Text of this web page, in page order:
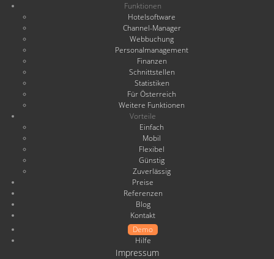
Funktionen
Hotelsoftware
Channel-Manager
Webbuchung
Personalmanagement
Finanzen
Schnittstellen
Statistiken
Für Österreich
Weitere Funktionen
Vorteile
Einfach
Mobil
Flexibel
Günstig
Zuverlässig
Preise
Referenzen
Blog
Kontakt
Demo
Hilfe
Impressum